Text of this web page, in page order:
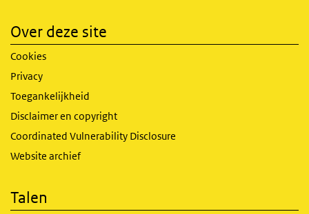
Over deze site
Cookies
Privacy
Toegankelijkheid
Disclaimer en copyright
Coordinated Vulnerability Disclosure
Website archief
Talen